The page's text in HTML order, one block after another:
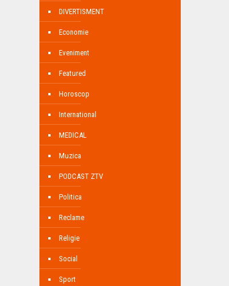
DIVERTISMENT
Economie
Eveniment
Featured
Horoscop
International
MEDICAL
Muzica
PODCAST ZTV
Politica
Reclame
Religie
Social
Sport